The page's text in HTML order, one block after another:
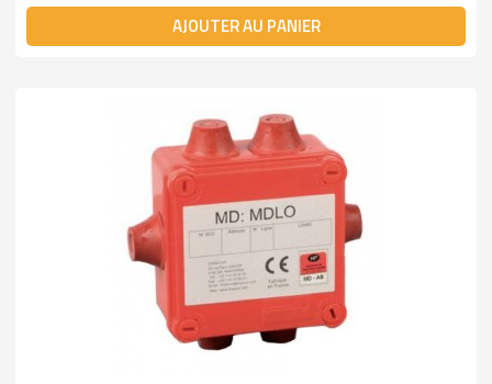
AJOUTER AU PANIER